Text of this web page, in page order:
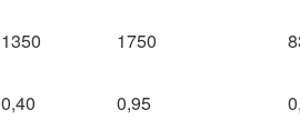
1350 1750
0,40 0,95